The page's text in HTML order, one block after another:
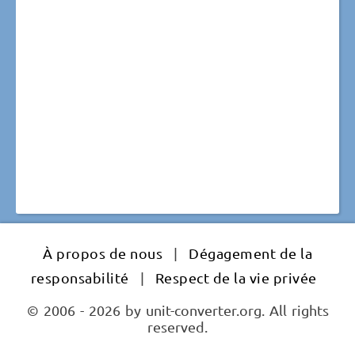
À propos de nous |
Dégagement de la
responsabilité
|
Respect de la vie privée
© 2006 - 2026 by unit-converter.org. All rights
reserved.